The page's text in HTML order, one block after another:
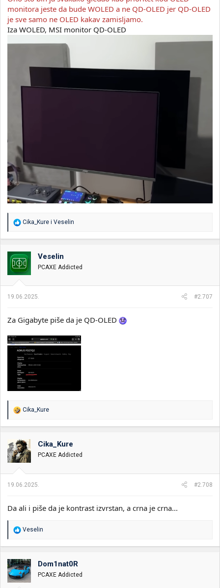
monitora jeste da bude WOLED a ne QD-OLED jer QD-OLED
je sve samo ne OLED kakav zamisljamo.
Iza WOLED, MSI monitor QD-OLED
R
o
v
a
n
:
Cika_Kure i Veselin
Veselin
PCAXE Addicted
19.06.2025. #2.707
Za Gigabyte piše da je QD-OLED
R
a
o
v
a
n
:
Cika_Kure
Cika_Kure
PCAXE Addicted
19.06.2025. #2.708
Da ali i piše da je kontrast izvrstan, a crna je crna...
R
o
v
a
n
Veselin
Dom1nat0R
PCAXE Addicted